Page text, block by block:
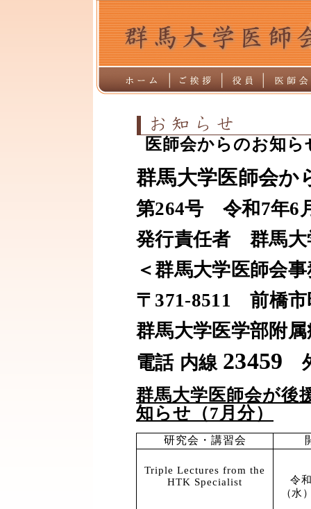
医師会からのお知ら
群馬大学医師会か
第264号 令和 7年6
発行責任者 群馬
＜群馬大学医師会
〒 371-8511 前橋市
群馬大学医学部附
電話 内線 23459
群馬大学医師会が後
知らせ（7 月分）
研究会・講習会
Triple Lectures from the
HTK Specialist
令和
（水